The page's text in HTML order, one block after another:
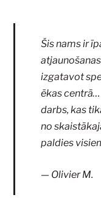
Šis nams ir
izgatavot
ēkas
darbs, kas
no
paldies
Olivier M.